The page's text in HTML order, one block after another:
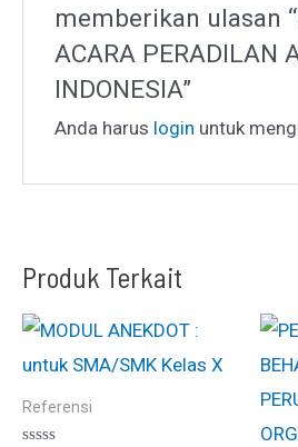
memberikan ulasan
ACARA PERADILAN
INDONESIA”
Anda harus login untuk
Produk Terkait
Referensi